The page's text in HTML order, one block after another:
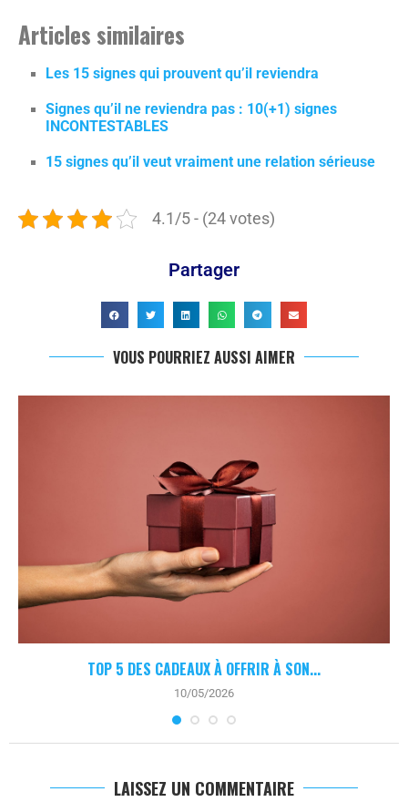
Articles similaires
Les 15 signes qui prouvent qu’il reviendra
Signes qu’il ne reviendra pas : 10(+1) signes
INCONTESTABLES
15 signes qu’il veut vraiment une relation sérieuse
4.1/5 - (24 votes)
Partager
VOUS POURRIEZ AUSSI AIMER
TOP 5 DES CADEAUX À OFFRIR À SON...
10/05/2026
LAISSEZ UN COMMENTAIRE